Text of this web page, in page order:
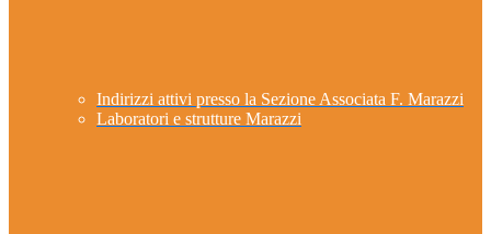
Indirizzi attivi presso la Sezione Associata F. Marazzi
Laboratori e strutture Marazzi